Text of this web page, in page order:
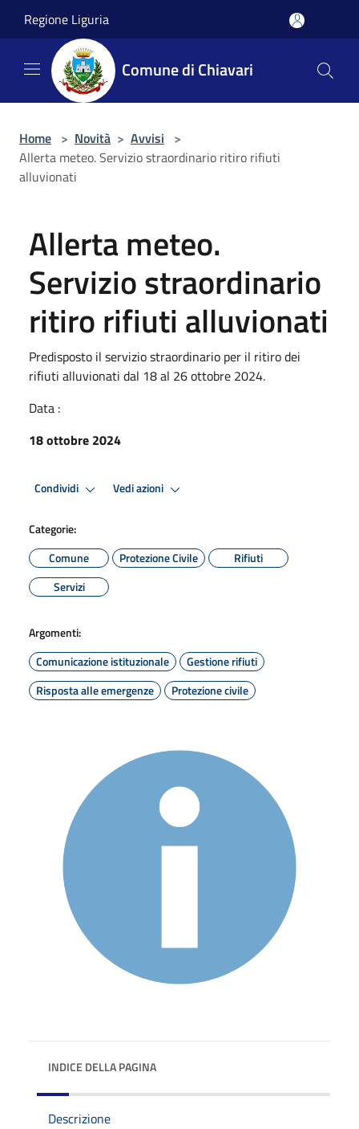
Regione Liguria
Comune di Chiavari
Home > Novità > Avvisi >
Allerta meteo. Servizio straordinario ritiro rifiuti
alluvionati
Allerta meteo.
Servizio straordinario
ritiro rifiuti alluvionati
Predisposto il servizio straordinario per il ritiro dei
rifiuti alluvionati dal 18 al 26 ottobre 2024.
Data :
18 ottobre 2024
Condividi Vedi azioni
Categorie:
Comune
Protezione Civile
Rifiuti
Servizi
Argomenti:
Comunicazione istituzionale
Gestione rifiuti
Risposta alle emergenze
Protezione civile
INDICE DELLA PAGINA
Descrizione